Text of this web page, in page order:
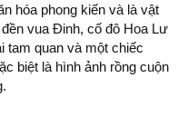
hóa phong kiến và là vật
vua Đinh, cố đô Hoa Lư
tam quan và một chiếc
biệt là hình ảnh rồng cuộn